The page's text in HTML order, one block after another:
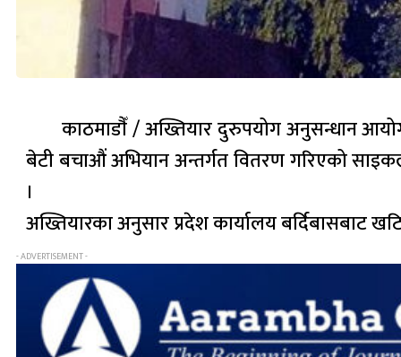
काठमाडाैँ / अख्तियार दुरुपयोग अनुसन्धान
बेटी बचाऔं अभियान अन्तर्गत वितरण गरिएको
।
अख्तियारका अनुसार प्रदेश कार्यालय बर्दिबासबाट
- ADVERTISEMENT -